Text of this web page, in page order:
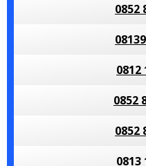
0852
0812
0852
0852
0813